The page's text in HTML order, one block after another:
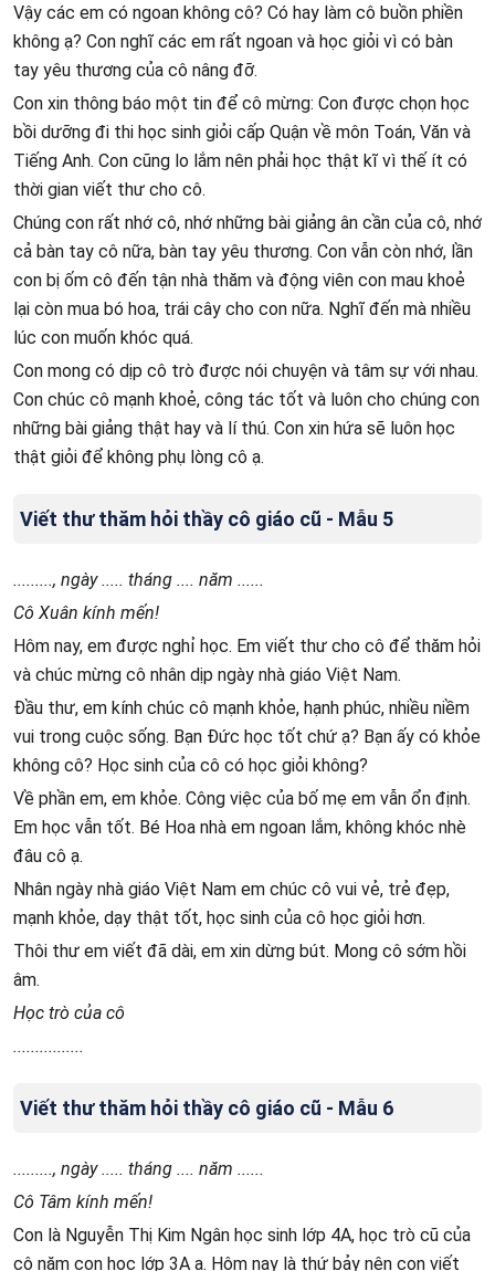
Vậy các em có ngoan không cô? Có hay làm cô buồn phiền
không ạ? Con nghĩ các em rất ngoan và học giỏi vì có bàn
tay yêu thương của cô nâng đỡ.
Con xin thông báo một tin để cô mừng: Con được chọn học
bồi dưỡng đi thi học sinh giỏi cấp Quận về môn Toán, Văn và
Tiếng Anh. Con cũng lo lắm nên phải học thật kĩ vì thế ít có
thời gian viết thư cho cô.
Chúng con rất nhớ cô, nhớ những bài giảng ân cần của cô, nhớ
cả bàn tay cô nữa, bàn tay yêu thương. Con vẫn còn nhớ, lần
con bị ốm cô đến tận nhà thăm và động viên con mau khoẻ
lại còn mua bó hoa, trái cây cho con nữa. Nghĩ đến mà nhiều
lúc con muốn khóc quá.
Con mong có dịp cô trò được nói chuyện và tâm sự với nhau.
Con chúc cô mạnh khoẻ, công tác tốt và luôn cho chúng con
những bài giảng thật hay và lí thú. Con xin hứa sẽ luôn học
thật giỏi để không phụ lòng cô ạ.
Viết thư thăm hỏi thầy cô giáo cũ - Mẫu 5
........., ngày ..... tháng .... năm ......
Cô Xuân kính mến!
Hôm nay, em được nghỉ học. Em viết thư cho cô để thăm hỏi
và chúc mừng cô nhân dịp ngày nhà giáo Việt Nam.
Đầu thư, em kính chúc cô mạnh khỏe, hạnh phúc, nhiều niềm
vui trong cuộc sống. Bạn Đức học tốt chứ ạ? Bạn ấy có khỏe
không cô? Học sinh của cô có học giỏi không?
Về phần em, em khỏe. Công việc của bố mẹ em vẫn ổn định.
Em học vẫn tốt. Bé Hoa nhà em ngoan lắm, không khóc nhè
đâu cô ạ.
Nhân ngày nhà giáo Việt Nam em chúc cô vui vẻ, trẻ đẹp,
mạnh khỏe, dạy thật tốt, học sinh của cô học giỏi hơn.
Thôi thư em viết đã dài, em xin dừng bút. Mong cô sớm hồi
âm.
Học trò của cô
................
Viết thư thăm hỏi thầy cô giáo cũ - Mẫu 6
........., ngày ..... tháng .... năm ......
Cô Tâm kính mến!
Con là Nguyễn Thị Kim Ngân học sinh lớp 4A, học trò cũ của
cô năm con học lớp 3A ạ. Hôm nay là thứ bảy nên con viết